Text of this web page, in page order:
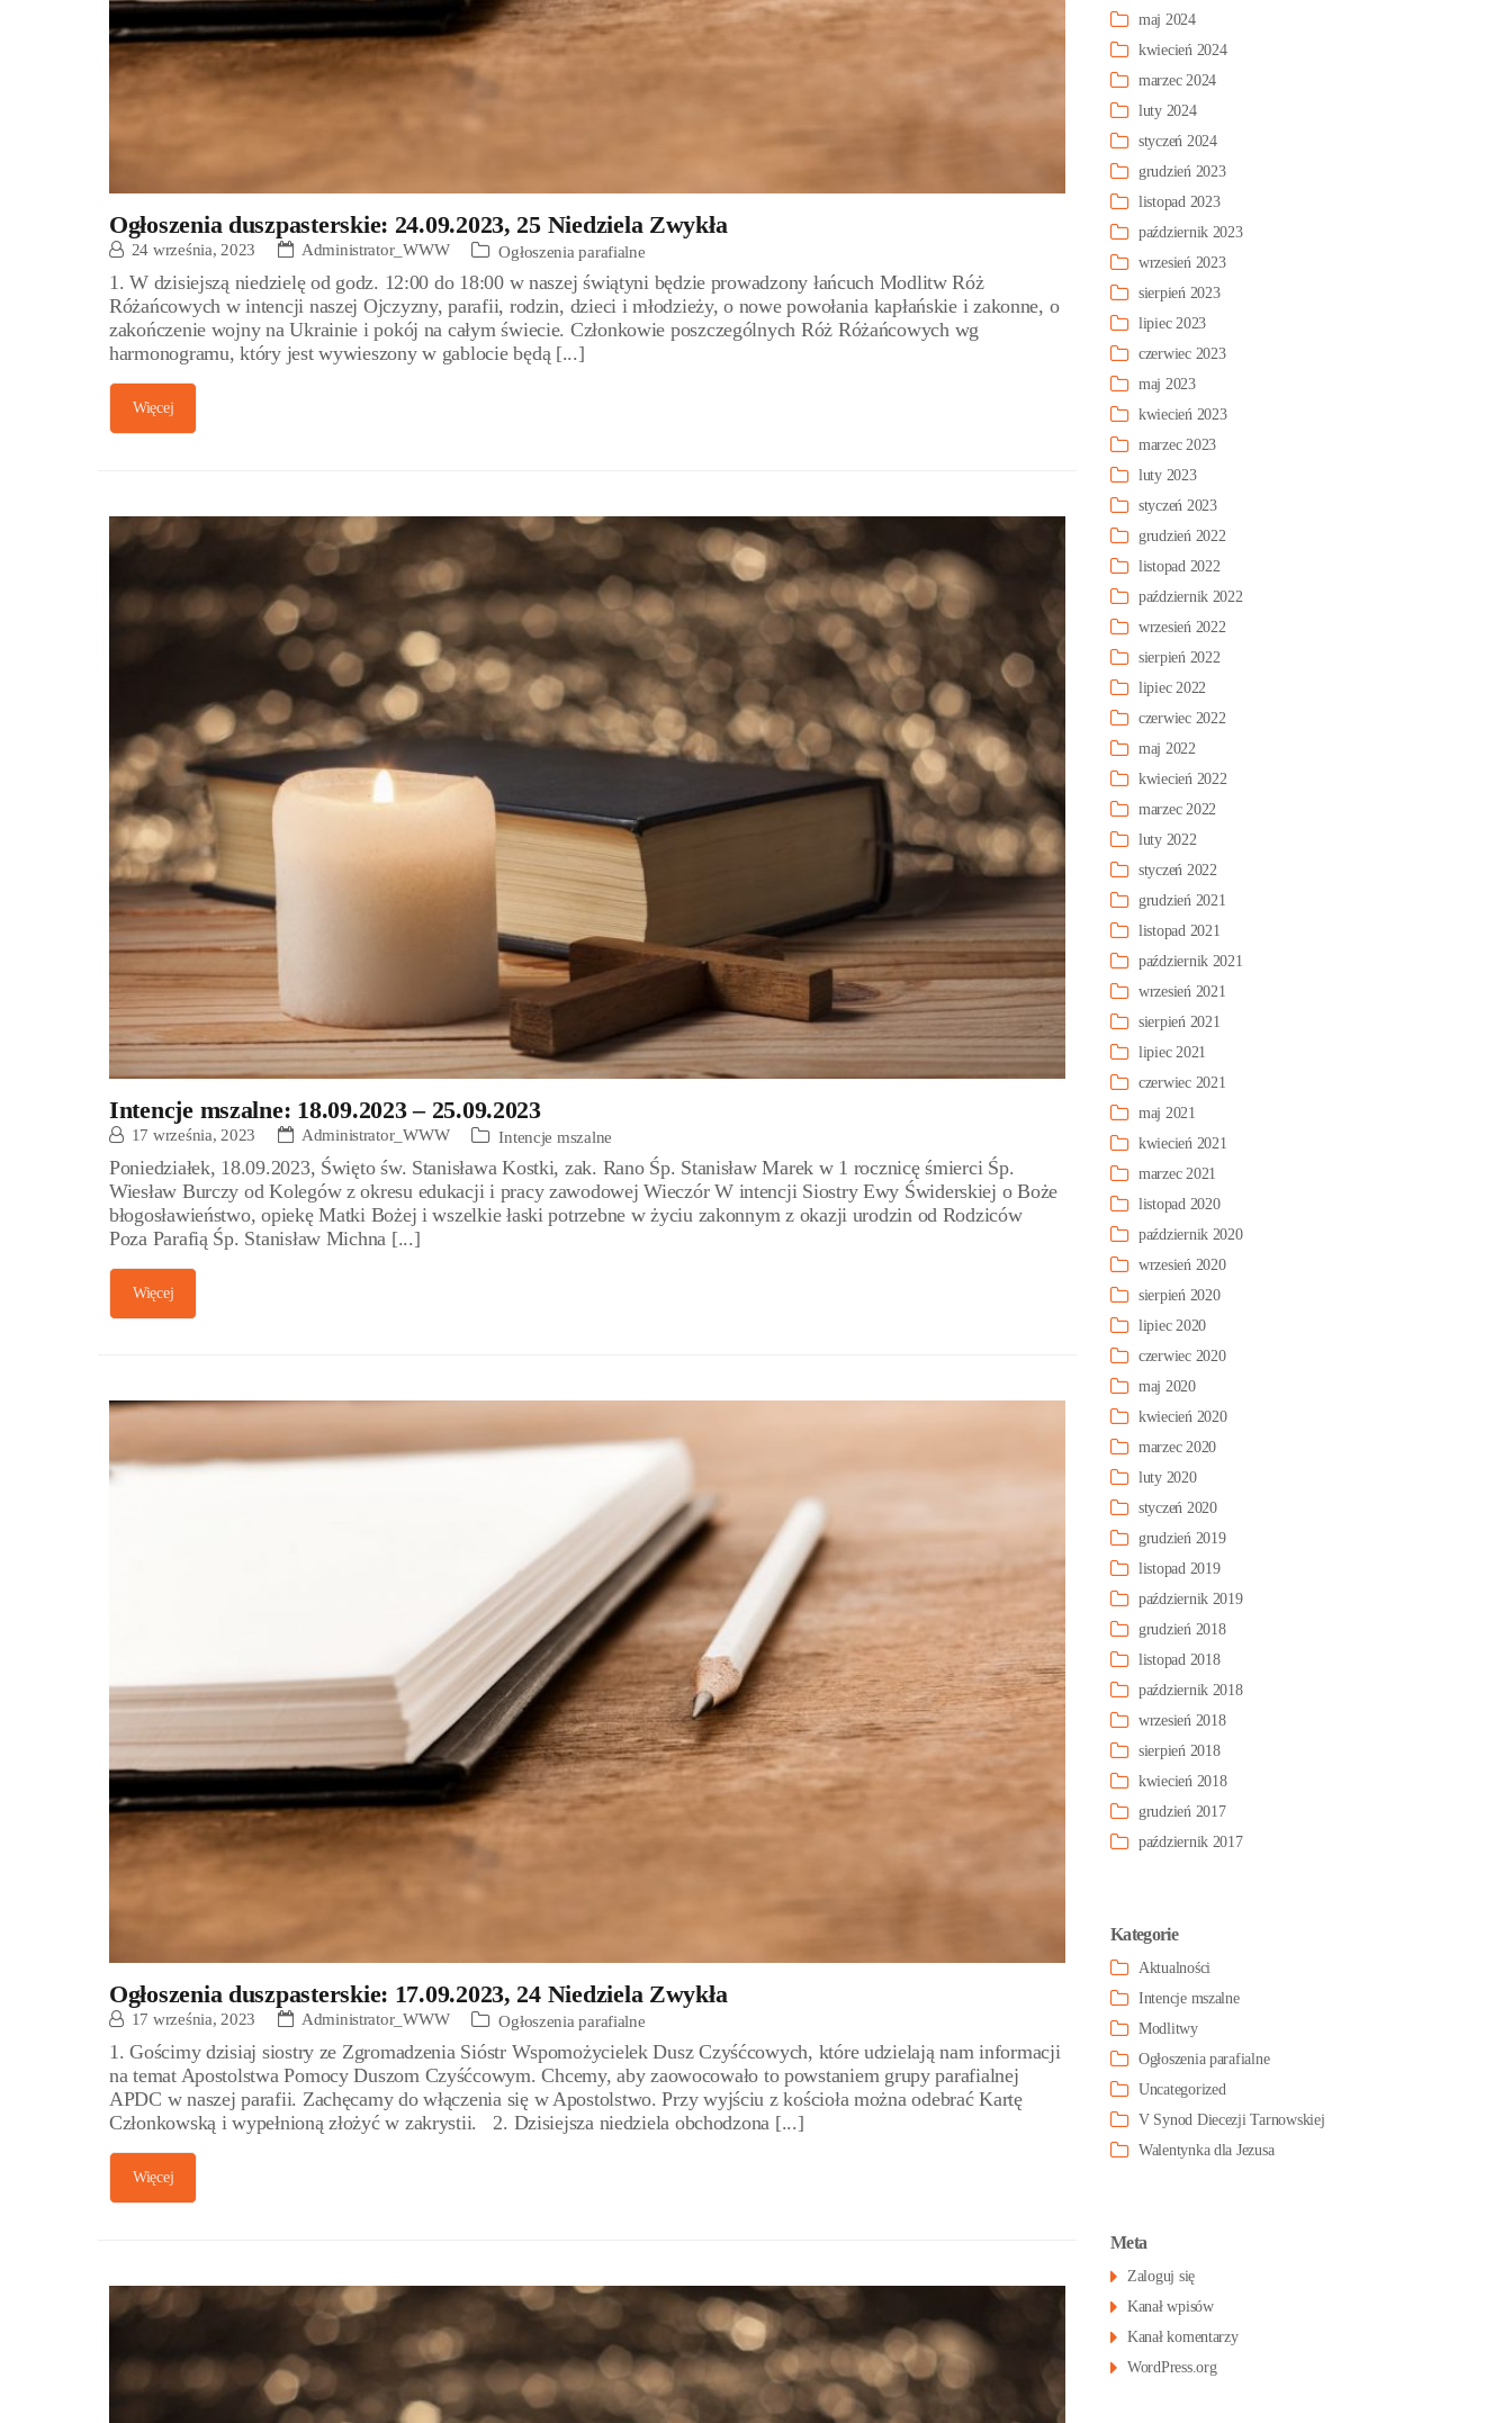
Ogłoszenia duszpasterskie: 24.09.2023, 25 Niedziela Zwykła
24 września, 2023 Administrator_WWW Ogłoszenia parafialne
1. W dzisiejszą niedzielę od godz. 12:00 do 18:00 w naszej świątyni będzie prowadzony łańcuch Modlitw Róż
Różańcowych w intencji naszej Ojczyzny, parafii, rodzin, dzieci i młodzieży, o nowe powołania kapłańskie i zakonne, o
zakończenie wojny na Ukrainie i pokój na całym świecie. Członkowie poszczególnych Róż Różańcowych wg
harmonogramu, który jest wywieszony w gablocie będą [...]
Więcej
Intencje mszalne: 18.09.2023 – 25.09.2023
17 września, 2023 Administrator_WWW Intencje mszalne
Poniedziałek, 18.09.2023, Święto św. Stanisława Kostki, zak. Rano Śp. Stanisław Marek w 1 rocznicę śmierci Śp.
Wiesław Burczy od Kolegów z okresu edukacji i pracy zawodowej Wieczór W intencji Siostry Ewy Świderskiej o Boże
błogosławieństwo, opiekę Matki Bożej i wszelkie łaski potrzebne w życiu zakonnym z okazji urodzin od Rodziców
Poza Parafią Śp. Stanisław Michna [...]
Więcej
Ogłoszenia duszpasterskie: 17.09.2023, 24 Niedziela Zwykła
17 września, 2023 Administrator_WWW Ogłoszenia parafialne
1. Gościmy dzisiaj siostry ze Zgromadzenia Sióstr Wspomożycielek Dusz Czyśćcowych, które udzielają nam informacji
na temat Apostolstwa Pomocy Duszom Czyśćcowym. Chcemy, aby zaowocowało to powstaniem grupy parafialnej
APDC w naszej parafii. Zachęcamy do włączenia się w Apostolstwo. Przy wyjściu z kościoła można odebrać Kartę
Członkowską i wypełnioną złożyć w zakrystii. 2. Dzisiejsza niedziela obchodzona [...]
Więcej
maj 2024
kwiecień 2024
marzec 2024
luty 2024
styczeń 2024
grudzień 2023
listopad 2023
październik 2023
wrzesień 2023
sierpień 2023
lipiec 2023
czerwiec 2023
maj 2023
kwiecień 2023
marzec 2023
luty 2023
styczeń 2023
grudzień 2022
listopad 2022
październik 2022
wrzesień 2022
sierpień 2022
lipiec 2022
czerwiec 2022
maj 2022
kwiecień 2022
marzec 2022
luty 2022
styczeń 2022
grudzień 2021
listopad 2021
październik 2021
wrzesień 2021
sierpień 2021
lipiec 2021
czerwiec 2021
maj 2021
kwiecień 2021
marzec 2021
listopad 2020
październik 2020
wrzesień 2020
sierpień 2020
lipiec 2020
czerwiec 2020
maj 2020
kwiecień 2020
marzec 2020
luty 2020
styczeń 2020
grudzień 2019
listopad 2019
październik 2019
grudzień 2018
listopad 2018
październik 2018
wrzesień 2018
sierpień 2018
kwiecień 2018
grudzień 2017
październik 2017
Kategorie
Aktualności
Intencje mszalne
Modlitwy
Ogłoszenia parafialne
Uncategorized
V Synod Diecezji Tarnowskiej
Walentynka dla Jezusa
Meta
Zaloguj się
Kanał wpisów
Kanał komentarzy
WordPress.org